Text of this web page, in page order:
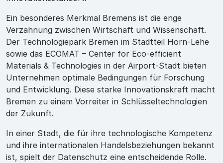
Ein besonderes Merkmal Bremens ist die enge
Verzahnung zwischen Wirtschaft und Wissenschaft.
Der Technologiepark Bremen im Stadtteil Horn-Lehe
sowie das ECOMAT – Center for Eco-efficient
Materials & Technologies in der Airport-Stadt bieten
Unternehmen optimale Bedingungen für Forschung
und Entwicklung. Diese starke Innovationskraft macht
Bremen zu einem Vorreiter in Schlüsseltechnologien
der Zukunft.
In einer Stadt, die für ihre technologische Kompetenz
und ihre internationalen Handelsbeziehungen bekannt
ist, spielt der Datenschutz eine entscheidende Rolle.